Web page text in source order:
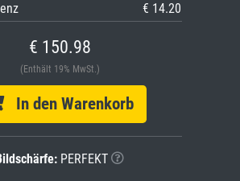
€ 14.20
€ 150.98
(Enthält 19% MwSt.)
In den Warenkorb
PERFEKT